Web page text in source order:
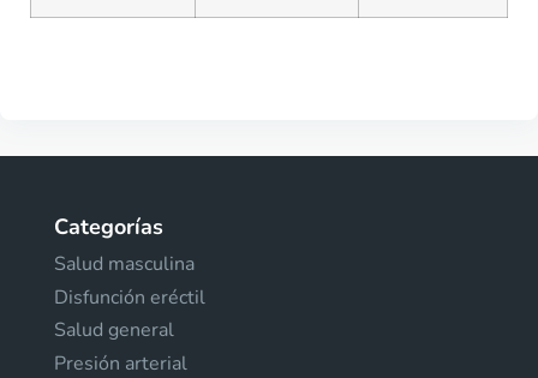
Categorías
Salud masculina
Disfunción eréctil
Salud general
Presión arterial